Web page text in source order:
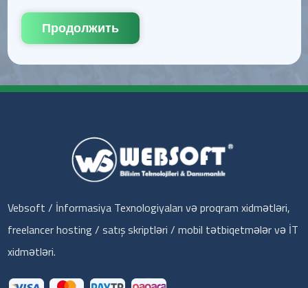
Продолжить
Vebsoft / İnformasiya Texnologiyaları və proqram xidmətləri,
freelancer hosting / satış skriptləri / mobil tətbiqetmələr və İT
xidmətləri.